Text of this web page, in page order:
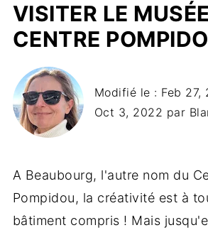
VISITER LE
CENTRE
Modifié le : Feb 27,
Oct 3, 2022 par
A Beaubourg, l'autre nom du
Pompidou, la créativité est à
bâtiment compris ! Mais